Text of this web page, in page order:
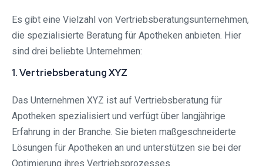
Es gibt eine Vielzahl von Vertriebsberatungsunternehmen,
die spezialisierte Beratung für Apotheken anbieten. Hier
sind drei beliebte Unternehmen:
1. Vertriebsberatung XYZ
Das Unternehmen XYZ ist auf Vertriebsberatung für
Apotheken spezialisiert und verfügt über langjährige
Erfahrung in der Branche. Sie bieten maßgeschneiderte
Lösungen für Apotheken an und unterstützen sie bei der
Optimierung ihres Vertriebsprozesses.